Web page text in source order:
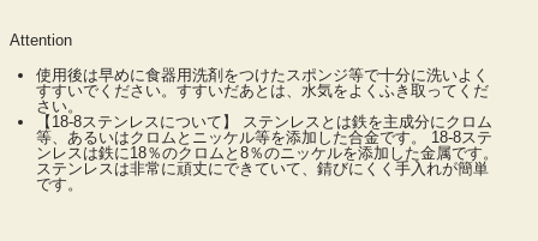
zoom
シンプルで美しいフォルムは、使いやすさをトコトン追求した結果の機
家庭にもある、当たり前の物の質を高めたい・・・。
柳宗理の道具は世の中に出回っている当たり前（日用品）に対する挑戦
え、わずかな使い難さを一つ一つ改良して積み上げていった結果の機能
収納のしやすさ、その全てに妥協を許さずデザインされているからこそ
ってみると徐々に分かってくるその使いやすさ、その美しさには全て理由
美しさ、機能性と耐久性を兼ね備えたまさにお値段以上の名品です。
Attention
使用後は早めに食器用洗剤をつけたスポンジ等で十分に洗いよく
すすいでください。すすいだあとは、水気をよくふき取ってくだ
さい。
【18-8ステンレスについて】 ステンレスとは鉄を主成分にクロム
等、あるいはクロムとニッケル等を添加した合金です。 18-8ステ
ンレスは鉄に18％のクロムと8％のニッケルを添加した金属です。
ステンレスは非常に頑丈にできていて、錆びにくく手入れが簡単
です。